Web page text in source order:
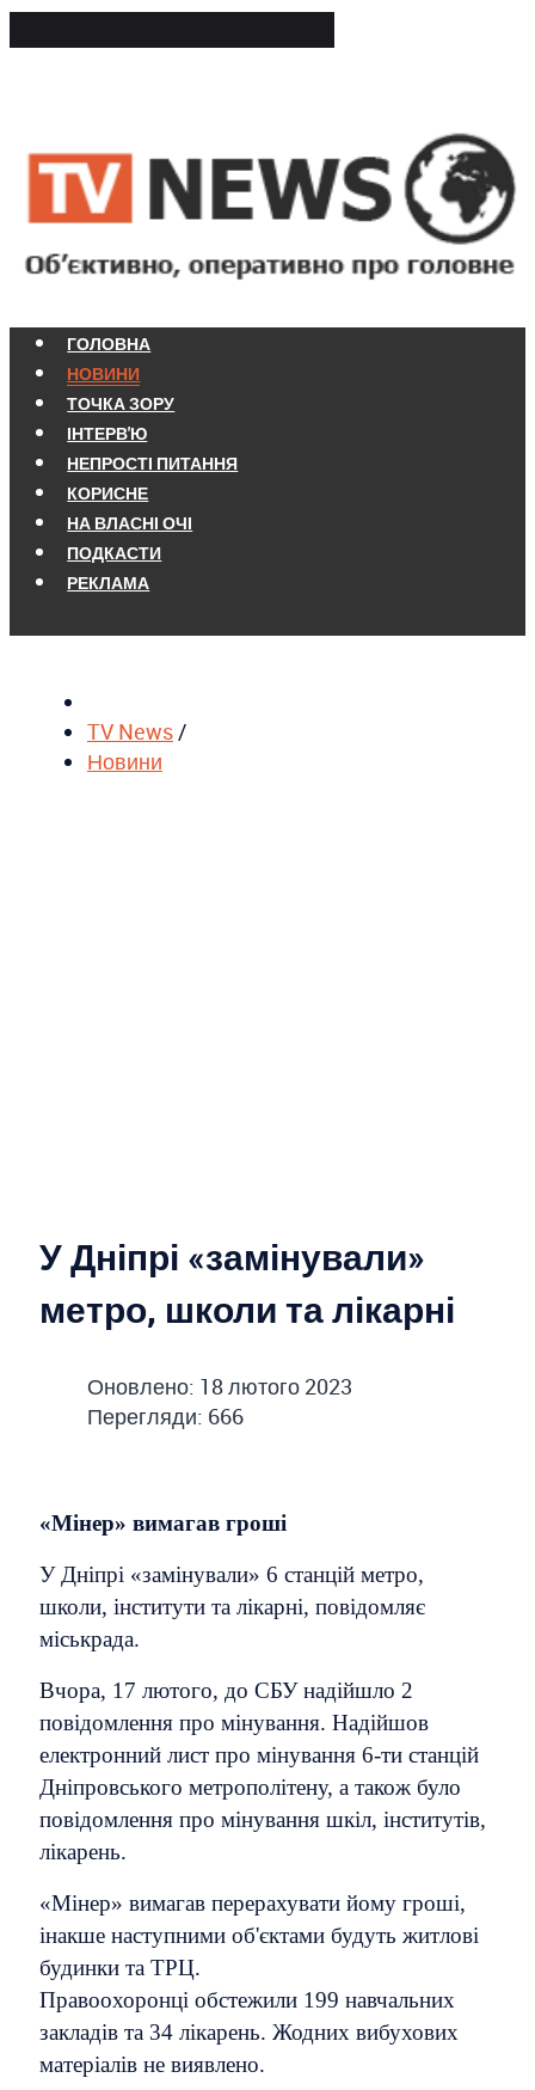
ГОЛОВНА
НОВИНИ
ТОЧКА ЗОРУ
ІНТЕРВ'Ю
НЕПРОСТІ ПИТАННЯ
КОРИСНЕ
НА ВЛАСНІ ОЧІ
ПОДКАСТИ
РЕКЛАМА
TV News/
Новини
У Дніпрі «замінували»
метро, школи та лікарні
Оновлено: 18 лютого 2023
Перегляди: 666
«Мінер» вимагав гроші
У Дніпрі «замінували» 6 станцій метро,
школи, інститути та лікарні, повідомляє
міськрада.
Вчора, 17 лютого, до СБУ надійшло 2
повідомлення про мінування. Надійшов
електронний лист про мінування 6-ти станцій
Дніпровського метрополітену, а також було
повідомлення про мінування шкіл, інститутів,
лікарень.
«Мінер» вимагав перерахувати йому гроші,
інакше наступними об'єктами будуть житлові
будинки та ТРЦ.
Правоохоронці обстежили 199 навчальних
закладів та 34 лікарень. Жодних вибухових
матеріалів не виявлено.